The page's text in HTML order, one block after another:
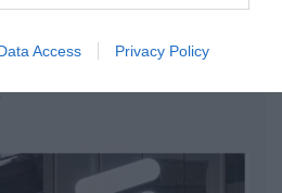
Access Privacy Policy